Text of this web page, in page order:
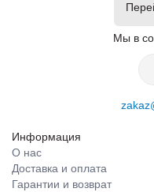
Мы в
Информация
О нас
Доставка и оплата
Гарантии и возврат